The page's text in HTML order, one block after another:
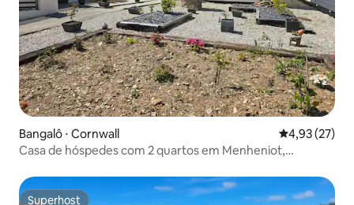
Bangalô ⋅ Cornwall 4,93 de uma
4,93 (27)
Casa de hóspedes com 2 quartos em Menheniot,
Superhost